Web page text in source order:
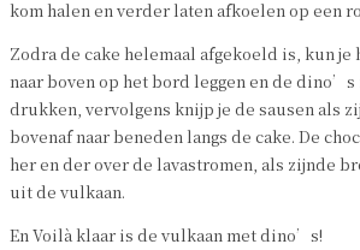
kom halen en verder laten afkoelen op een
Zodra de cake helemaal afgekoeld is, kun
naar boven op het bord leggen en de
drukken, vervolgens knijp je de sausen als
bovenaf naar beneden langs de cake. De
her en der over de lavastromen, als zijnde
uit de vulkaan.
En Voilà klaar is de vulkaan met dino’s!